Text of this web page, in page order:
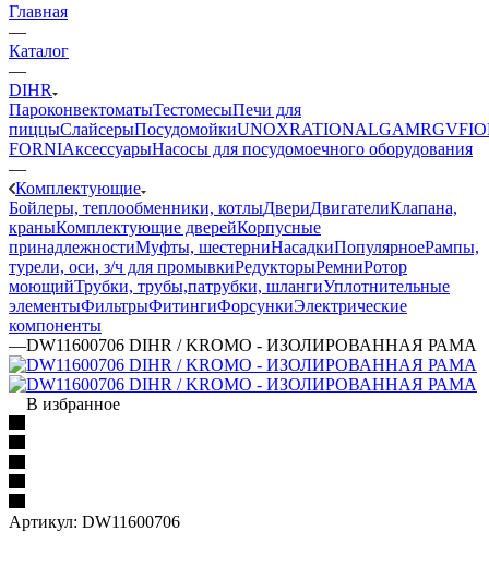
Главная
—
Каталог
—
DIHR
ПароконвектоматыТестомесыПечи для
пиццыСлайсерыПосудомойкиUNOXRATIONALGAMRGV
FORNIАксессуарыНасосы для посудомоечного оборудования
—
Комплектующие
Бойлеры, теплообменники, котлыДвериДвигателиКлапана,
краныКомплектующие дверейКорпусные
принадлежностиМуфты, шестерниНасадкиПопулярноеРампы,
турели, оси, з/ч для промывкиРедукторыРемниРотор
моющийТрубки, трубы,патрубки, шлангиУплотнительные
элементыФильтрыФитингиФорсункиЭлектрические
компоненты
—DW11600706 DIHR / KROMO - ИЗОЛИРОВАННАЯ РАМА
В избранное
Артикул: DW11600706